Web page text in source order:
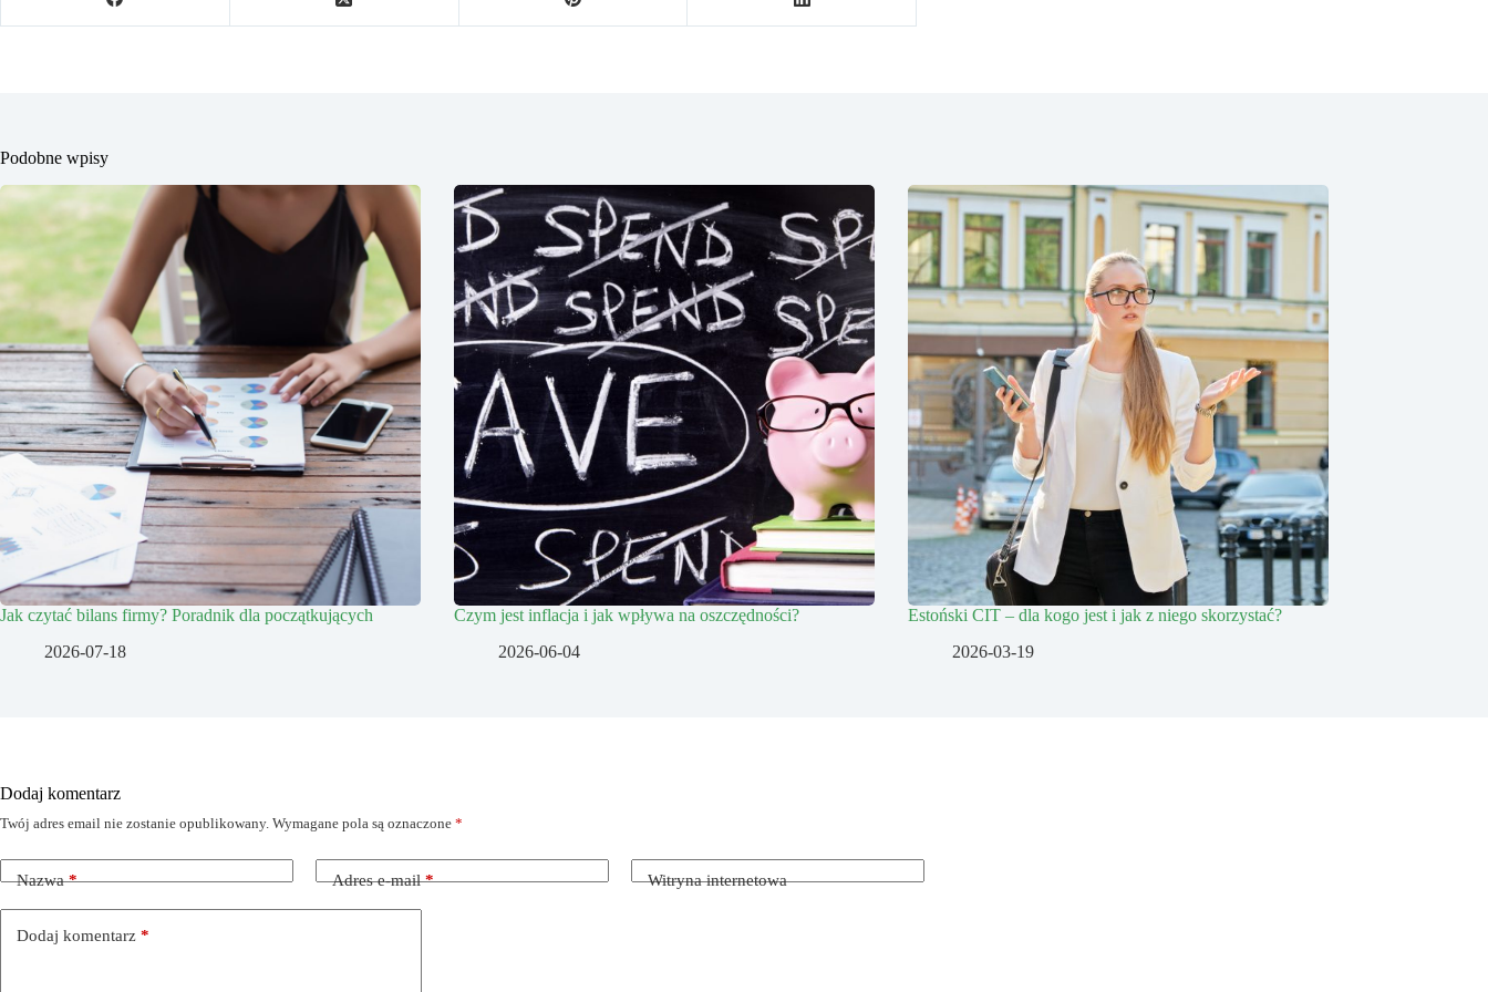
Podobne wpisy
Jak czytać bilans firmy? Poradnik dla początkujących
2026-07-18
Czym jest inflacja i jak wpływa na oszczędności?
2026-06-04
Estoński CIT – dla kogo jest i jak z niego skorzystać?
2026-03-19
Dodaj komentarz
Twój adres email nie zostanie opublikowany. Wymagane pola są oznaczone *
Nazwa* Adres e-mail* Witryna internetowa
Dodaj komentarz *